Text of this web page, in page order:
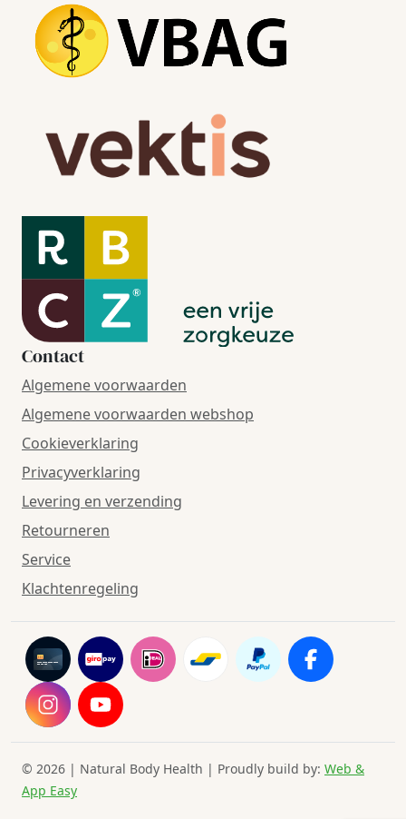
Contact
Algemene voorwaarden
Algemene voorwaarden webshop
Cookieverklaring
Privacyverklaring
Levering en verzending
Retourneren
Service
Klachtenregeling
© 2026 | Natural Body Health | Proudly build by: Web &
App Easy